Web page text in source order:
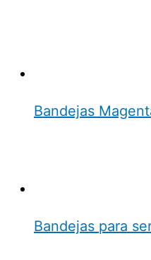
Bandejas
Bandejas para